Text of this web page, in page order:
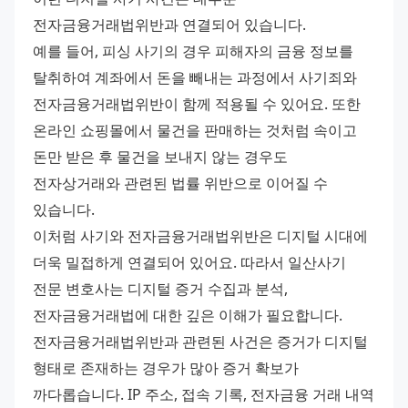
전자금융거래법위반과 연결되어 있습니다.
예를 들어, 피싱 사기의 경우 피해자의 금융 정보를
탈취하여 계좌에서 돈을 빼내는 과정에서 사기죄와
전자금융거래법위반이 함께 적용될 수 있어요. 또한
온라인 쇼핑몰에서 물건을 판매하는 것처럼 속이고
돈만 받은 후 물건을 보내지 않는 경우도
전자상거래와 관련된 법률 위반으로 이어질 수
있습니다.
이처럼 사기와 전자금융거래법위반은 디지털 시대에
더욱 밀접하게 연결되어 있어요. 따라서 일산사기
전문 변호사는 디지털 증거 수집과 분석,
전자금융거래법에 대한 깊은 이해가 필요합니다.
전자금융거래법위반과 관련된 사건은 증거가 디지털
형태로 존재하는 경우가 많아 증거 확보가
까다롭습니다. IP 주소, 접속 기록, 전자금융 거래 내역